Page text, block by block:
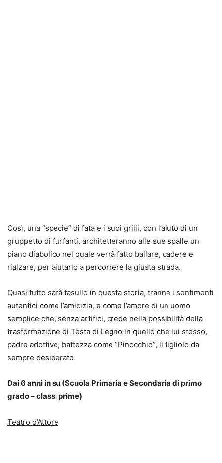
Così, una “specie” di fata e i suoi grilli, con l’aiuto di un
gruppetto di furfanti, architetteranno alle sue spalle un
piano diabolico nel quale verrà fatto ballare, cadere e
rialzare, per aiutarlo a percorrere la giusta strada.
Quasi tutto sarà fasullo in questa storia, tranne i sentimenti
autentici come l’amicizia, e come l’amore di un uomo
semplice che, senza artifici, crede nella possibilità della
trasformazione di Testa di Legno in quello che lui stesso,
padre adottivo, battezza come “Pinocchio”, il figliolo da
sempre desiderato.
Dai 6 anni in su (Scuola Primaria e Secondaria di primo
grado – classi prime)
Teatro d’Attore